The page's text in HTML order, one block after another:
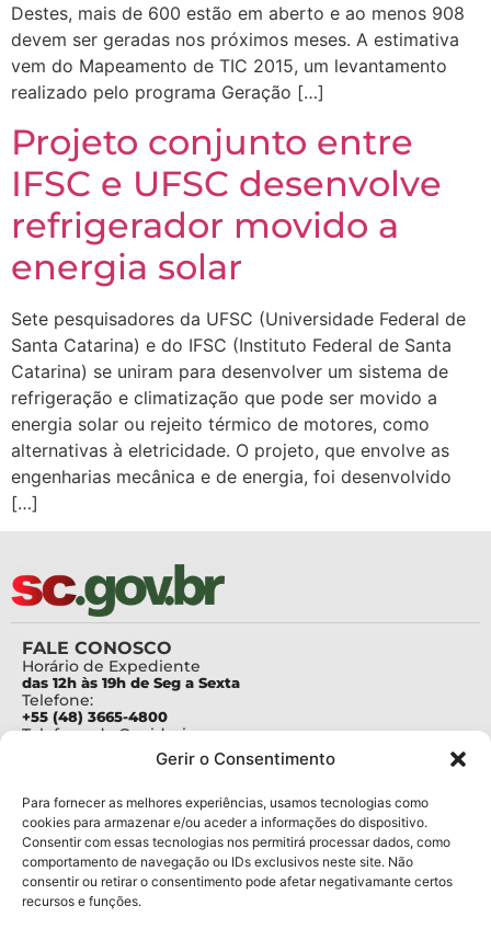
Gerir o Consentimento
Para fornecer as melhores experiências, usamos tecnologias como
cookies para armazenar e/ou aceder a informações do dispositivo.
Consentir com essas tecnologias nos permitirá processar dados, como
comportamento de navegação ou IDs exclusivos neste site. Não
consentir ou retirar o consentimento pode afetar negativamante certos
recursos e funções.
Destes, mais de 600 estão em aberto e ao menos 908
devem ser geradas nos próximos meses. A estimativa
vem do Mapeamento de TIC 2015, um levantamento
realizado pelo programa Geração […]
Projeto conjunto entre
IFSC e UFSC desenvolve
refrigerador movido a
energia solar
Sete pesquisadores da UFSC (Universidade Federal de
Santa Catarina) e do IFSC (Instituto Federal de Santa
Catarina) se uniram para desenvolver um sistema de
refrigeração e climatização que pode ser movido a
energia solar ou rejeito térmico de motores, como
alternativas à eletricidade. O projeto, que envolve as
engenharias mecânica e de energia, foi desenvolvido
[…]
FALE CONOSCO
Horário de Expediente
das 12h às 19h de Seg a Sexta
Telefone:
+55 (48) 3665-4800
Telefone da Ouvidoria
Para assuntos relacionados à Pesquisa
pesquisa@fapesc.sc.gov.br
Para assuntos relacionados à Inovação
inovacao@fapesc.sc.gov.br
Para assuntos relacionados à Bolsas
bolsas@fapesc.sc.gov.br
Para assuntos relacionados à Prestação de Contas